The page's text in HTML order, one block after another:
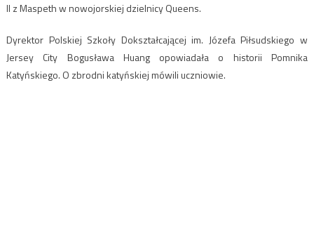
II z Maspeth w nowojorskiej dzielnicy Queens.
Dyrektor Polskiej Szkoły Dokształcającej im. Józefa Piłsudskiego w
Jersey City Bogusława Huang opowiadała o historii Pomnika
Katyńskiego. O zbrodni katyńskiej mówili uczniowie.